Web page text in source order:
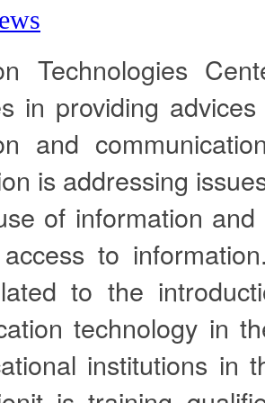
Technologies
in providing
and
is addressing
of information
to
to the
technology in
institutions in